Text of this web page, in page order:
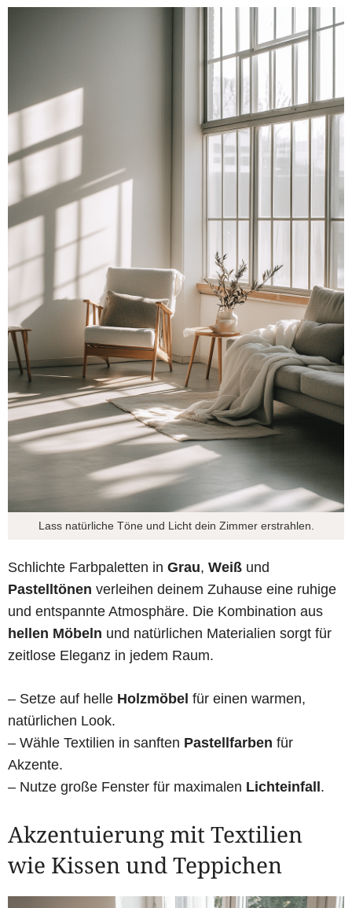
Lass natürliche Töne und Licht dein Zimmer erstrahlen.
Schlichte Farbpaletten in Grau, Weiß und
Pastelltönen verleihen deinem Zuhause eine ruhige
und entspannte Atmosphäre. Die Kombination aus
hellen Möbeln und natürlichen Materialien sorgt für
zeitlose Eleganz in jedem Raum.
– Setze auf helle Holzmöbel für einen warmen,
natürlichen Look.
– Wähle Textilien in sanften Pastellfarben für
Akzente.
– Nutze große Fenster für maximalen Lichteinfall .
Akzentuierung mit Textilien
wie Kissen und Teppichen